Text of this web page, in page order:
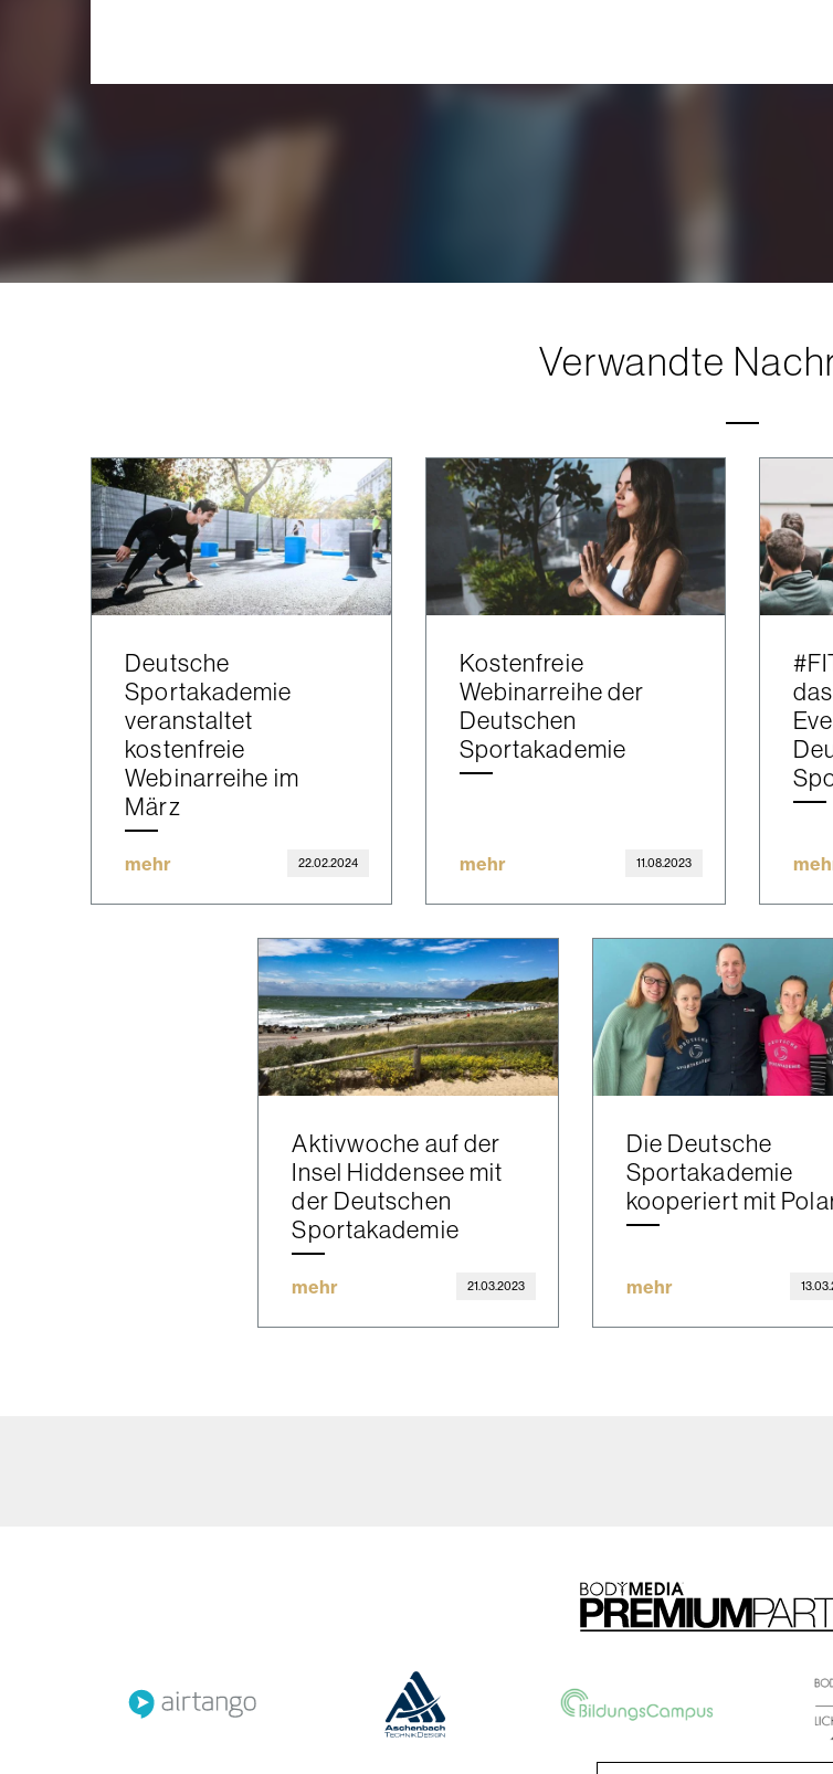
Verwandte
Deutsche
Sportakademie
veranstaltet
kostenfreie
Webinarreihe im
März
mehr 22.02.2024
Kostenfreie
Webinarreihe der
Deutschen
Sportakademie
mehr 11.08.2023
Aktivwoche auf der
Insel Hiddensee mit
der Deutschen
Sportakademie
mehr 21.03.2023
Die Deutsche
Sportakademie
kooperiert mit
mehr